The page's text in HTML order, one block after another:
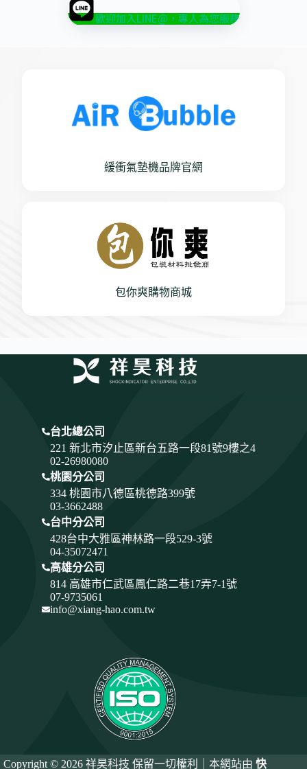
歡迎加入LINE@，專人為您服務
緩衝氣墊機品牌官網
包你爽購物商城
台北總公司
221 新北市汐止區新台五路一段81號9樓之4
02-26980080
桃園分公司
334 桃園市八德區桃德路399號
03-3662488
台中分公司
428台中大雅區神林路一段529-3號
04-35072471
高雄分公司
814 高雄市仁武區鳳仁路二巷17弄7-1號
07-9735061
info@xiang-hao.com.tw
Copyright © 2026 祥昊科技 保留一切權利｜本網站由快